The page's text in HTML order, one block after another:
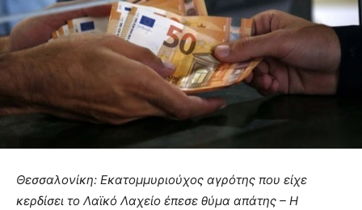
Θεσσαλονίκη: Εκατομμυριούχος αγρότης που είχε
κερδίσει το Λαϊκό Λαχείο έπεσε θύμα απάτης – Η